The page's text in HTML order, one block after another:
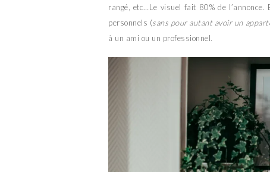
rangé, etc…Le visuel fait 80% de l’annonce.
personnels (sans pour autant avoir un
à un ami ou un professionnel.